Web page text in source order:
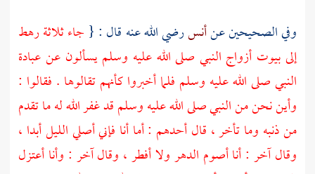
وفي الصحيحين عنأنسرضي الله عنه قال : { جاء ثلاثة رهط
إلى بيوت أزواج النبي صلى الله عليه وسلم يسألون عن عبادة
النبي صلى الله عليه وسلم فلما أخبروا كأنهم تقالوها . فقالوا :
وأين نحن من النبي صلى الله عليه وسلم قد غفر الله له ما تقدم
من ذنبه وما تأخر ، قال أحدهم : أما أنا فإني أصلي الليل أبدا ،
وقال آخر : أنا أصوم الدهر ولا أفطر ، وقال آخر : وأنا أعتزل